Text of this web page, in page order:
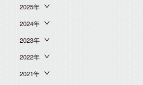
2025年
2024年
2023年
2022年
2021年